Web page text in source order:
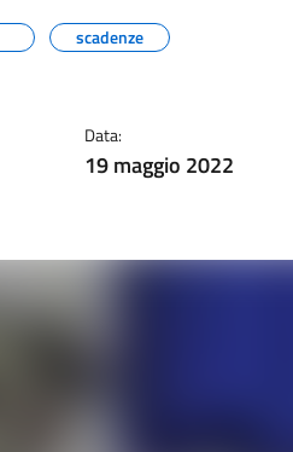
scadenze
Data:
19 maggio 2022